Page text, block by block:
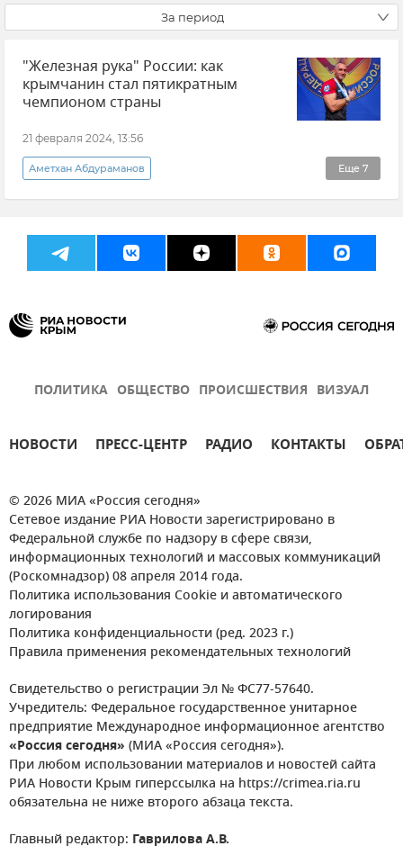
За период
"Железная рука" России: как
крымчанин стал пятикратным
чемпионом страны
21 февраля 2024, 13:56
Еще 7
Аметхан Абдураманов
Эксклюзивы РИА Новости Крым Спорт
Пара-армрестлинг Паралимпийский спорт
Новости Крыма
ПОЛИТИКА ОБЩЕСТВО ПРОИСШЕСТВИЯ ВИЗУАЛ
НОВОСТИ ПРЕСС-ЦЕНТР РАДИО КОНТАКТЫ
© 2026 МИА «Россия сегодня»
Сетевое издание РИА Новости зарегистрировано в
Федеральной службе по надзору в сфере связи,
информационных технологий и массовых коммуникаций
(Роскомнадзор) 08 апреля 2014 года.
Политика использования Cookie и автоматического
логирования
Политика конфиденциальности (ред. 2023 г.)
Правила применения рекомендательных технологий
Свидетельство о регистрации Эл № ФС77-57640.
Учредитель: Федеральное государственное унитарное
предприятие Международное информационное агентство
«Россия сегодня» (МИА «Россия сегодня»).
При любом использовании материалов и новостей сайта
РИА Новости Крым гиперссылка на https://crimea.ria.ru
обязательна не ниже второго абзаца текста.
Главный редактор: Гаврилова А.В.